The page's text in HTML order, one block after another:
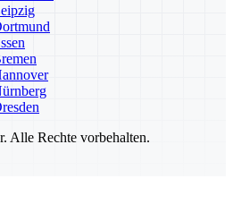
Alle Rechte vorbehalten.